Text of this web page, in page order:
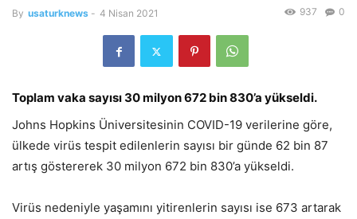
By usaturknews - 4 Nisan 2021 0
937
Toplam vaka sayısı 30 milyon 672 bin 830’a yükseldi.
Johns Hopkins Üniversitesinin COVID-19 verilerine göre,
ülkede virüs tespit edilenlerin sayısı bir günde 62 bin 87
artış göstererek 30 milyon 672 bin 830’a yükseldi.
Virüs nedeniyle yaşamını yitirenlerin sayısı ise 673 artarak